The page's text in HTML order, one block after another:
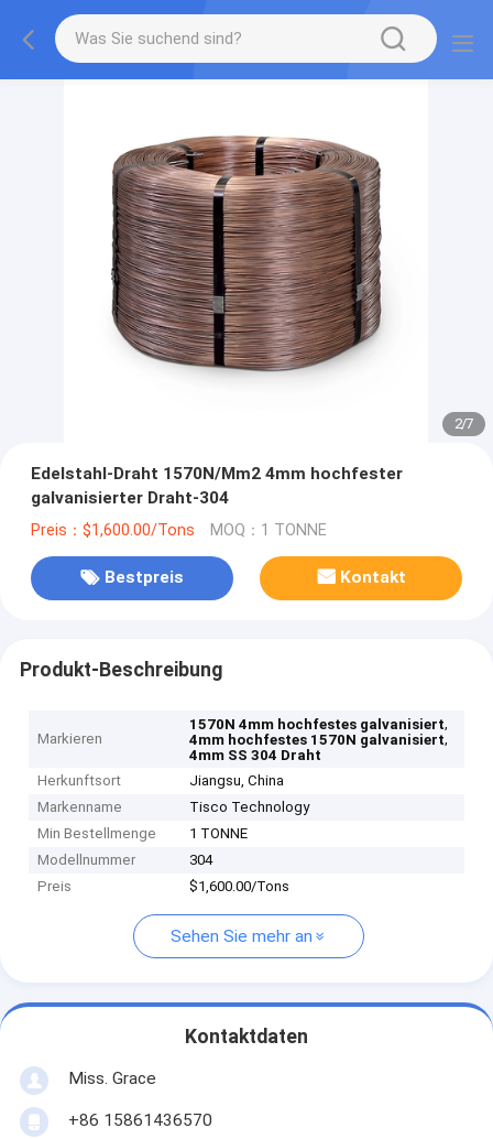
2/7
Edelstahl-Draht 1570N/Mm2 4mm hochfester
galvanisierter Draht-304
Preis：$1,600.00/Tons MOQ：1 TONNE
Bestpreis Kontakt
Produkt-Beschreibung
Markieren
1570N 4mm hochfestes galvanisiert,
4mm hochfestes 1570N galvanisiert,
4mm SS 304 Draht
Herkunftsort
Jiangsu, China
Markenname
Tisco Technology
Min Bestellmenge
1 TONNE
Modellnummer
304
Preis
$1,600.00/Tons
Sehen Sie mehr an
Kontaktdaten
Miss. Grace
+86 15861436570